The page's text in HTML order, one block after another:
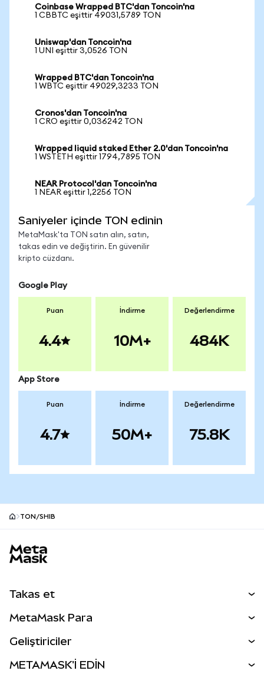
Coinbase Wrapped BTC'dan Toncoin'na
1 CBBTC eşittir 49031,5789 TON
Uniswap'dan Toncoin'na
1 UNI eşittir 3,0526 TON
Wrapped BTC'dan Toncoin'na
1 WBTC eşittir 49029,3233 TON
Cronos'dan Toncoin'na
1 CRO eşittir 0,036242 TON
Wrapped liquid staked Ether 2.0'dan Toncoin'na
1 WSTETH eşittir 1794,7895 TON
NEAR Protocol'dan Toncoin'na
1 NEAR eşittir 1,2256 TON
Saniyeler içinde TON edinin
MetaMask'ta TON satın alın, satın,
takas edin ve değiştirin. En güvenilir
kripto cüzdanı.
Google Play
Puan
4.4
İndirme
10M+
Değerlendirme
484K
App Store
Puan
4.7
İndirme
50M+
Değerlendirme
75.8K
TON/SHIB
Takas et
Perps
RWA'lar
MetaMask Para
Geliştiriciler
METAMASK'İ EDİN